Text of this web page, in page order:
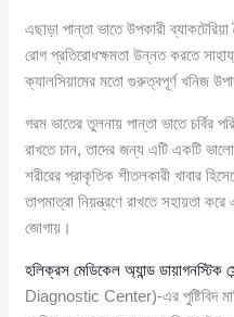
এছাড়া পান্তা ভাতে উপকারী
রোগ প্রতিরোধক্ষমতা উন্নত করতে
ক্যালসিয়ামের মতো গুরুত্বপূর্ণ খনিজ
গরম ভাতের তুলনায় পান্তা ভাতে চর্বির
রাখতে চান, তাদের জন্য এটি একটি
শরীরের প্রাকৃতিক শীতলকারী খাবার
তাপমাত্রা নিয়ন্ত্রণে রাখতে সহায়তা
জোগায়।
হলিক্রস মেডিকেল অ্যান্ড ডায়াগনস্টিক
Diagnostic Center)-এর পুষ্টিবিদ